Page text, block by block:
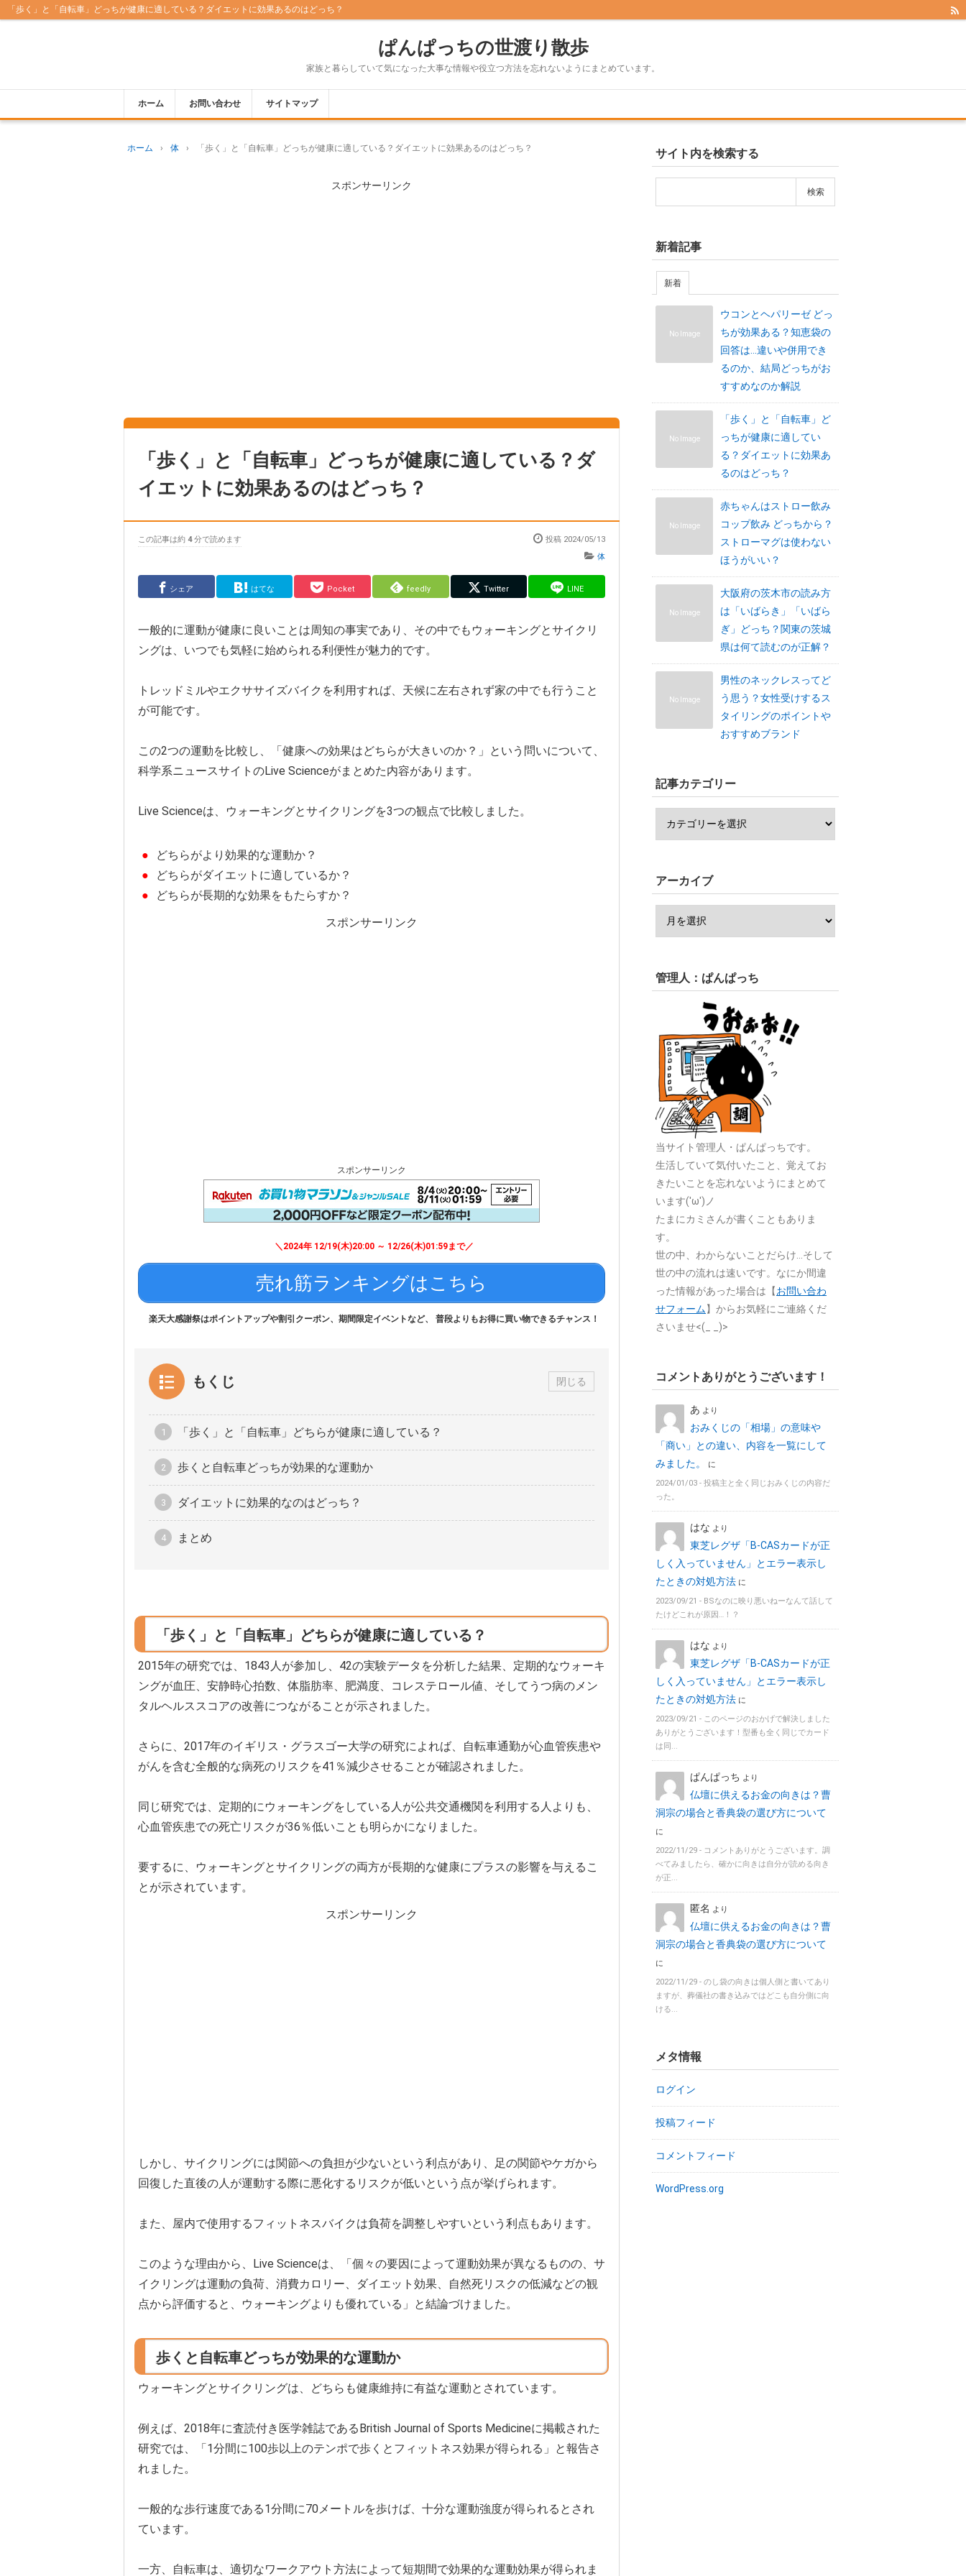
「歩く」と「自転車」どっちが健康に適している？ダイエットに効果あるのはどっち？
ぱんぱっちの世渡り散歩
家族と暮らしていて気になった大事な情報や役立つ方法を忘れないようにまとめています。
ホーム お問い合わせ サイトマップ
ホーム › 体 › 「歩く」と「自転車」どっちが健康に適している？ダイエットに効果あるのはどっち？
スポンサーリンク
「歩く」と「自転車」どっちが健康に適している？ダ
イエットに効果あるのはどっち？
この記事は約 4分で読めます 投稿 2024/05/13
体
シェア はてな Pocket feedly Twitter LINE
一般的に運動が健康に良いことは周知の事実であり、その中でもウォーキングとサイクリ
ングは、いつでも気軽に始められる利便性が魅力的です。
トレッドミルやエクササイズバイクを利用すれば、天候に左右されず家の中でも行うこと
が可能です。
この2つの運動を比較し、「健康への効果はどちらが大きいのか？」という問いについて、
科学系ニュースサイトのLive Scienceがまとめた内容があります。
Live Scienceは、ウォーキングとサイクリングを3つの観点で比較しました。
どちらがより効果的な運動か？
どちらがダイエットに適しているか？
どちらが長期的な効果をもたらすか？
スポンサーリンク
スポンサーリンク
＼2024年 12/19(木)20:00 ～ 12/26(木)01:59まで／
売れ筋ランキングはこちら
楽天大感謝祭はポイントアップや割引クーポン、期間限定イベントなど、 普段よりもお得に買い物できるチャンス！
もくじ 閉じる
「歩く」と「自転車」どちらが健康に適している？
歩くと自転車どっちが効果的な運動か
ダイエットに効果的なのはどっち？
まとめ
「歩く」と「自転車」どちらが健康に適している？
2015年の研究では、1843人が参加し、42の実験データを分析した結果、定期的なウォーキ
ングが血圧、安静時心拍数、体脂肪率、肥満度、コレステロール値、そしてうつ病のメン
タルヘルススコアの改善につながることが示されました。
さらに、2017年のイギリス・グラスゴー大学の研究によれば、自転車通勤が心血管疾患や
がんを含む全般的な病死のリスクを41％減少させることが確認されました。
同じ研究では、定期的にウォーキングをしている人が公共交通機関を利用する人よりも、
心血管疾患での死亡リスクが36％低いことも明らかになりました。
要するに、ウォーキングとサイクリングの両方が長期的な健康にプラスの影響を与えるこ
とが示されています。
スポンサーリンク
しかし、サイクリングには関節への負担が少ないという利点があり、足の関節やケガから
回復した直後の人が運動する際に悪化するリスクが低いという点が挙げられます。
また、屋内で使用するフィットネスバイクは負荷を調整しやすいという利点もあります。
このような理由から、Live Scienceは、「個々の要因によって運動効果が異なるものの、サ
イクリングは運動の負荷、消費カロリー、ダイエット効果、自然死リスクの低減などの観
点から評価すると、ウォーキングよりも優れている」と結論づけました。
歩くと自転車どっちが効果的な運動か
ウォーキングとサイクリングは、どちらも健康維持に有益な運動とされています。
例えば、2018年に査読付き医学雑誌であるBritish Journal of Sports Medicineに掲載された
研究では、「1分間に100歩以上のテンポで歩くとフィットネス効果が得られる」と報告さ
れました。
一般的な歩行速度である1分間に70メートルを歩けば、十分な運動強度が得られるとされ
ています。
一方、自転車は、適切なワークアウト方法によって短期間で効果的な運動効果が得られま
サイト内を検索する
新着記事
新着
No Image
ウコンとヘパリーゼ どっ
ちが効果ある？知恵袋の
回答は…違いや併用でき
るのか、結局どっちがお
すすめなのか解説
No Image
「歩く」と「自転車」ど
っちが健康に適してい
る？ダイエットに効果あ
るのはどっち？
No Image
赤ちゃんはストロー飲み
コップ飲み どっちから？
ストローマグは使わない
ほうがいい？
No Image
大阪府の茨木市の読み方
は「いばらき」「いばら
ぎ」どっち？関東の茨城
県は何て読むのが正解？
No Image
男性のネックレスってど
う思う？女性受けするス
タイリングのポイントや
おすすめブランド
記事カテゴリー
アーカイブ
管理人：ぱんぱっち
当サイト管理人・ぱんぱっちです。
生活していて気付いたこと、覚えてお
きたいことを忘れないようにまとめて
います('ω')ノ
たまにカミさんが書くこともありま
す。
世の中、わからないことだらけ…そして
世の中の流れは速いです。なにか間違
った情報があった場合は【お問い合わ
せフォーム】からお気軽にご連絡くだ
さいませ<(_ _)>
コメントありがとうございます！
あ より
おみくじの「相場」の意味や
「商い」との違い、内容を一覧にして
みました。
に
2024/01/03 - 投稿主と全く同じおみくじの内容だ
った。
はな より
東芝レグザ「B-CASカードが正
しく入っていません」とエラー表示し
たときの対処方法 に
2023/09/21 - BSなのに映り悪いねーなんて話して
たけどこれが原因…！？
はな より
東芝レグザ「B-CASカードが正
しく入っていません」とエラー表示し
たときの対処方法 に
2023/09/21 - このページのおかげで解決しました
ありがとうございます！型番も全く同じでカード
は同...
ぱんぱっち より
仏壇に供えるお金の向きは？曹
洞宗の場合と香典袋の選び方について
に
2022/11/29 - コメントありがとうございます。調
べてみましたら、確かに向きは自分が読める向き
が正...
匿名 より
仏壇に供えるお金の向きは？曹
洞宗の場合と香典袋の選び方について
に
2022/11/29 - のし袋の向きは個人側と書いてあり
ますが、葬儀社の書き込みではどこも自分側に向
ける...
メタ情報
ログイン
投稿フィード
コメントフィード
WordPress.org